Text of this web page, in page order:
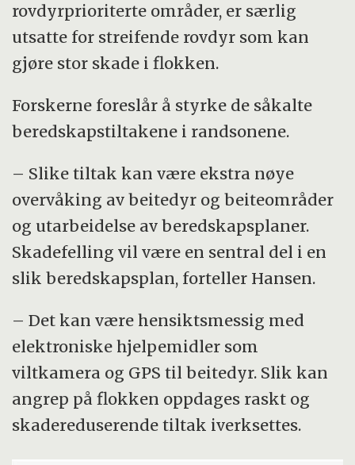
rovdyrprioriterte områder, er særlig
utsatte for streifende rovdyr som kan
gjøre stor skade i flokken.
Forskerne foreslår å styrke de såkalte
beredskapstiltakene i randsonene.
– Slike tiltak kan være ekstra nøye
overvåking av beitedyr og beiteområder
og utarbeidelse av beredskapsplaner.
Skadefelling vil være en sentral del i en
slik beredskapsplan, forteller Hansen.
– Det kan være hensiktsmessig med
elektroniske hjelpemidler som
viltkamera og GPS til beitedyr. Slik kan
angrep på flokken oppdages raskt og
skadereduserende tiltak iverksettes.